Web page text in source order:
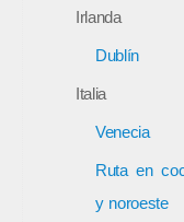
Irlanda
Dublín
Italia
Venecia
Ruta en
y noroeste